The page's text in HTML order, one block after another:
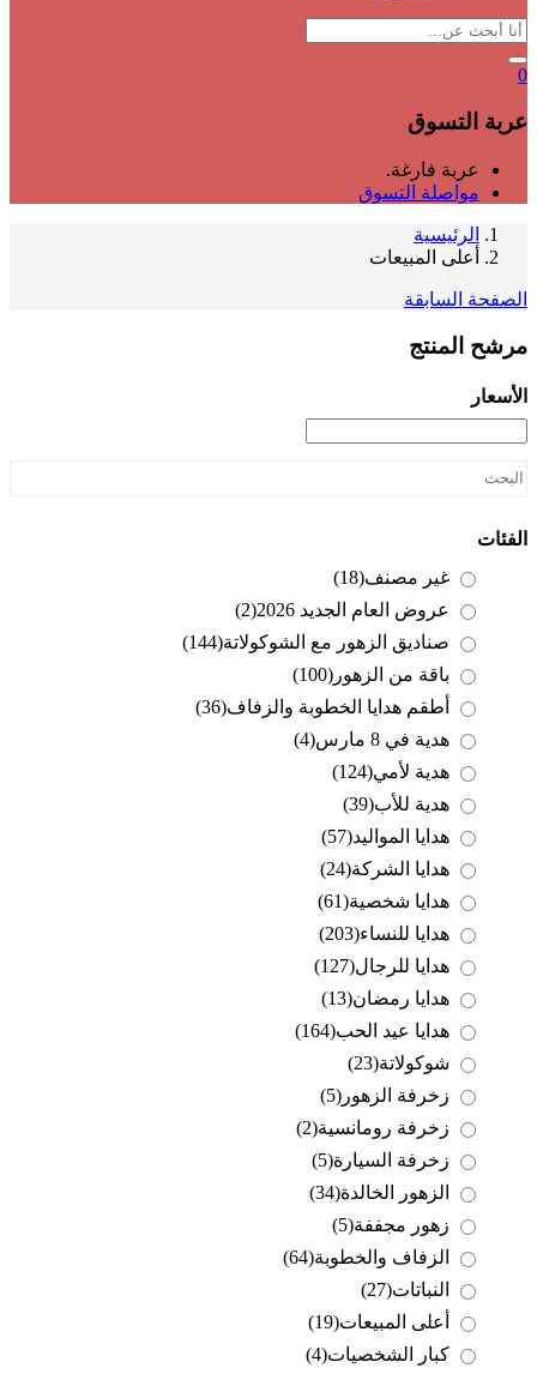
0
عربة التسوق
عربة فارغة.
مواصلة التسوق
الرئيسية
أعلى المبيعات
الصفحة السابقة
مرشح المنتج
الأسعار
الفئات
غير مصنف(18)
عروض العام الجديد 2026
(2)
صناديق الزهور مع الشوكولاتة(144)
باقة من الزهور (100)
أطقم هدايا الخطوبة والزفاف(36)
هدية في 8 مارس
(4)
هدية لأمي(124)
هدية للأب(39)
هدايا المواليد(57)
هدايا الشركة(24)
هدايا شخصية(61)
هدايا للنساء(203)
هدايا للرجال(127)
هدايا رمضان(13)
هدايا عيد الحب(164)
شوكولاتة(23)
زخرفة الزهور (5)
زخرفة رومانسية(2)
زخرفة السيارة(5)
الزهور الخالدة(34)
زهور مجففة(5)
الزفاف والخطوبة(64)
النباتات(27)
أعلى المبيعات(19)
كبار الشخصيات(4)